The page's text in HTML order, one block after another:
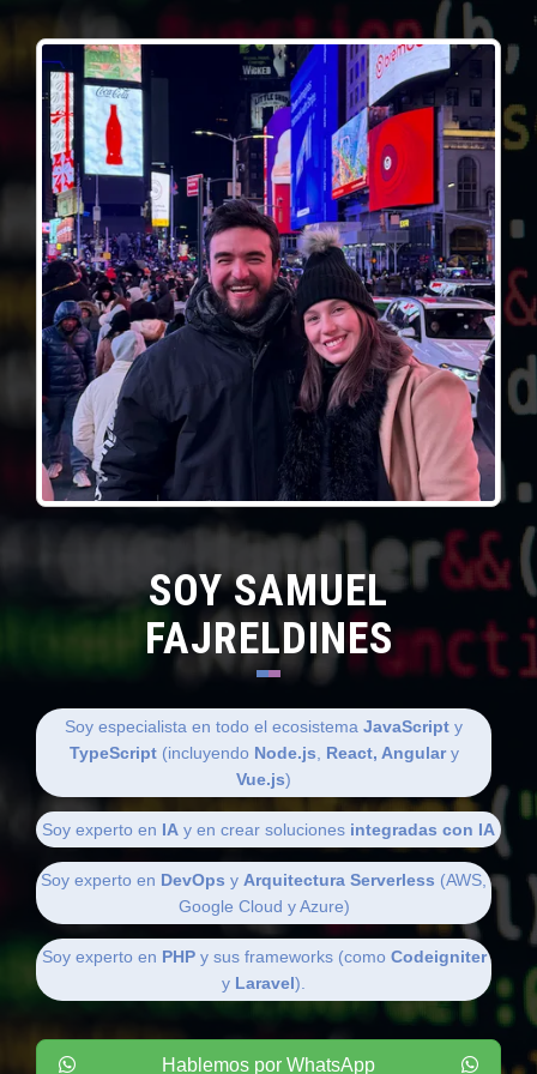
SOY SAMUEL
FAJRELDINES
Soy especialista en todo el ecosistema JavaScript y
TypeScript(incluyendo Node.js React, Angulary
Vue.js)
Soy experto en IA y en crear soluciones integradas con IA
Soy experto en DevOps y Arquitectura Serverless (AWS,
Google Cloud y Azure)
Soy experto en PHPy sus frameworks (como Codeigniter
y Laravel).
Hablemos por WhatsApp